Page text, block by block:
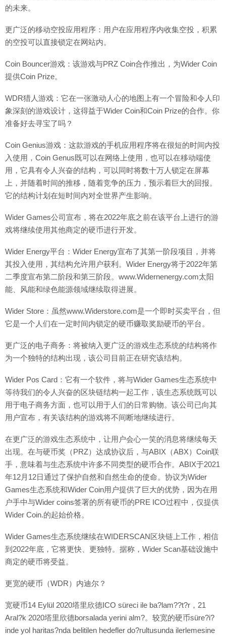
的未来。
更广泛的移动空投应用程序：用户在应用程序内收集空投，积累
的空投可以直接锁定在网站内。
Coin Bouncer游戏：该游戏与PRZ Coin合作推出，为Wider Coin
提供Coin Prize。
WDR猎人游戏：它在一张激动人心的地图上有一个冒险和令人印
象深刻的游戏设计，这得益于Wider Coin和Coin Prize的合作。你
准备好去寻宝了吗？
Coin Genius游戏：这款游戏的手机应用程序将在很短的时间内投
入使用，Coin Genus既可以在网络上使用，也可以在移动端使
用，它具有令人兴奋的结构，可以同时将数十万人锁定在屏幕
上，并随着时间的推移，随着竞争的压力，预示着巨大的回报。
它的结构计划在短时间内对全世界产生影响。
Wider Games公司宣布，将在2022年底之前在该平台上进行的游
戏将继续使用其他商定的硬币进行开发。
Wider Energy平台：Wider Energy宣布了其第一阶段项目，并将
其投入使用，其结构允许用户获利。Wider Energy将于2022年第
二季度宣布第二阶段和第三阶段。www.Widernenergy.com太阳
能、风能和绿色能源领域继续取得进展。
Wider Store：虽然www.Widerstore.com是一个即时买卖平台，但
它是一个人们在一定时间内锁定的硬币赚取奖励硬币的平台。
更广泛的电子商务：将被纳入更广泛的游戏生态系统的结构将作
为一个独特的结构出现，该公司目前正在研究该结构。
Wider Pos Card：它有一个软件，将与Wider Games生态系统中
等待我们的令人兴奋的区块链结构一起工作，该生态系统既可以
用于电子商务方面，也可以用于人们的日常购物。该公司已向其
用户宣布，有关该结构的游戏将不间断地继续进行。
在更广泛的游戏生态系统中，让用户会心一笑的消息将继续每天
出现。在与硬币奖（PRZ）达成协议后，与ABIX（ABX）Coin联
手，意味着与生态系统中许多不同类型的硬币合作。ABIX于2021
年12月12日通过了保护自然和自然生命的使命。协议为Wider
Games生态系统和Wider Coin用户提供了巨大的优势，因为在用
户手中与Wider coins签署的所有硬币的PRE ICO过程中，仅提供
Wider Coin.的起始价格。
Wider Games生态系统继续在WIDERSCAN区块链上工作，相信
到2022年底，它将更快、更独特。据称，Wider Scan基础设施中
商定的硬币将受益。
更宽的硬币（WDR）内迪尔？
宽硬币14 Eylül 2020塔里欣德ICO süreci ile ba?lam??t?r，21
Aral?k 2020塔里欣德borsalada yerini alm?。较宽的硬币süre?i?
inde yol haritas?nda belitilen hedefler do?rultusunda ilerlemesine